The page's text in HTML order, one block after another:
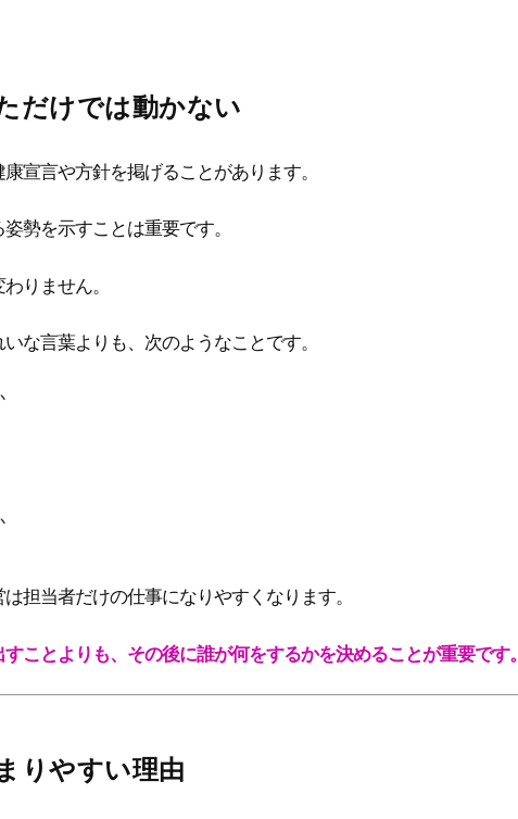
だけでは動かない
宣言や方針を掲げることがあります。
勢を示すことは重要です。
りません。
な言葉よりも、次のようなことです。
担当者だけの仕事になりやすくなります。
ことよりも、その後に誰が何をするかを決めることが重要です。
りやすい理由